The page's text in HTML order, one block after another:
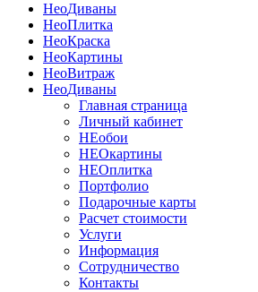
НеоДиваны
НеоПлитка
НеоКраска
НеоКартины
НеоВитраж
НеоДиваны
Главная страница
Личный кабинет
НЕобои
НЕОкартины
НЕОплитка
Портфолио
Подарочные карты
Расчет стоимости
Услуги
Информация
Сотрудничество
Контакты